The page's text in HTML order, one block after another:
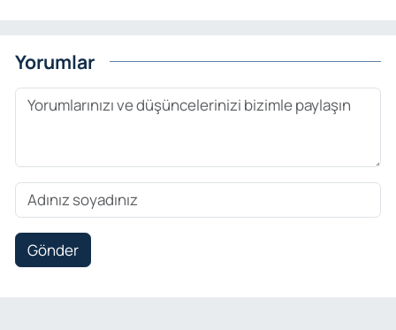
Yorumlar
Gönder